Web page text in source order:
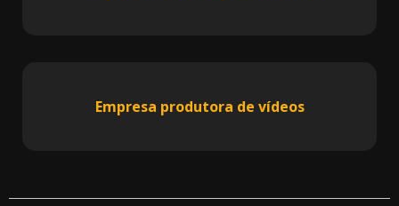
Empresa produtora de vídeos